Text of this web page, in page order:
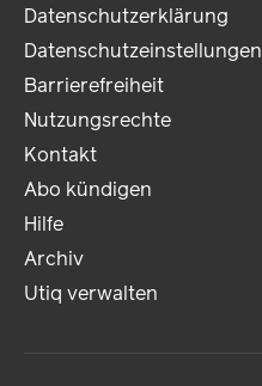
Datenschutzerklärung
Datenschutzeinstellungen
Barrierefreiheit
Nutzungsrechte
Kontakt
Abo kündigen
Hilfe
Archiv
Utiq verwalten